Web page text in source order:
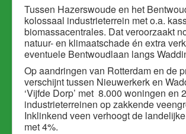
Tussen Hazerswoude en het
kolossaal industrieterrein met o.a.
biomassacentrales. Dat veroorzaakt
natuur- en klimaatschade én extra
eventuele Bentwoudlaan langs
Op aandringen van Rotterdam en de
verschijnt tussen Nieuwerkerk en
‘Vijfde Dorp’ met 8.000 woningen en 2
industrieterreinen op zakkende
Inklinkend veen verhoogt de
met 4%.